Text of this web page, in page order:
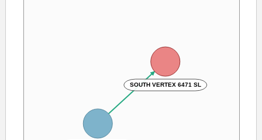
SOUTH VERTEX 6471 SL